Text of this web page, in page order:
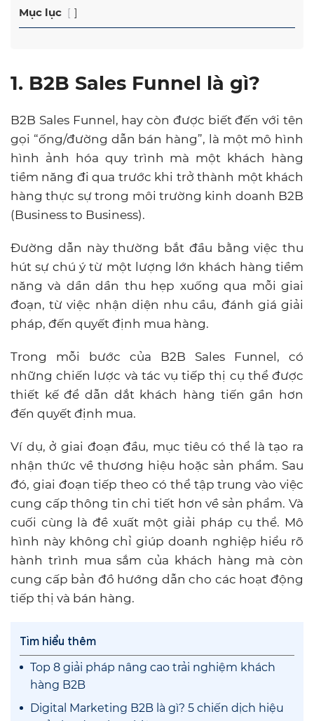
Mục lục
1. B2B Sales Funnel là gì?
B2B Sales Funnel, hay còn được biết đến với tên
gọi “ống/đường dẫn bán hàng”, là một mô hình
hình ảnh hóa quy trình mà một khách hàng
tiềm năng đi qua trước khi trở thành một khách
hàng thực sự trong môi trường kinh doanh B2B
(Business to Business).
Đường dẫn này thường bắt đầu bằng việc thu
hút sự chú ý từ một lượng lớn khách hàng tiềm
năng và dần dần thu hẹp xuống qua mỗi giai
đoạn, từ việc nhận diện nhu cầu, đánh giá giải
pháp, đến quyết định mua hàng.
Trong mỗi bước của B2B Sales Funnel, có
những chiến lược và tác vụ tiếp thị cụ thể được
thiết kế để dẫn dắt khách hàng tiến gần hơn
đến quyết định mua.
Ví dụ, ở giai đoạn đầu, mục tiêu có thể là tạo ra
nhận thức về thương hiệu hoặc sản phẩm. Sau
đó, giai đoạn tiếp theo có thể tập trung vào việc
cung cấp thông tin chi tiết hơn về sản phẩm. Và
cuối cùng là đề xuất một giải pháp cụ thể. Mô
hình này không chỉ giúp doanh nghiệp hiểu rõ
hành trình mua sắm của khách hàng mà còn
cung cấp bản đồ hướng dẫn cho các hoạt động
tiếp thị và bán hàng.
Tìm hiểu thêm
Top 8 giải pháp nâng cao trải nghiệm khách
hàng B2B
Digital Marketing B2B là gì? 5 chiến dịch hiệu